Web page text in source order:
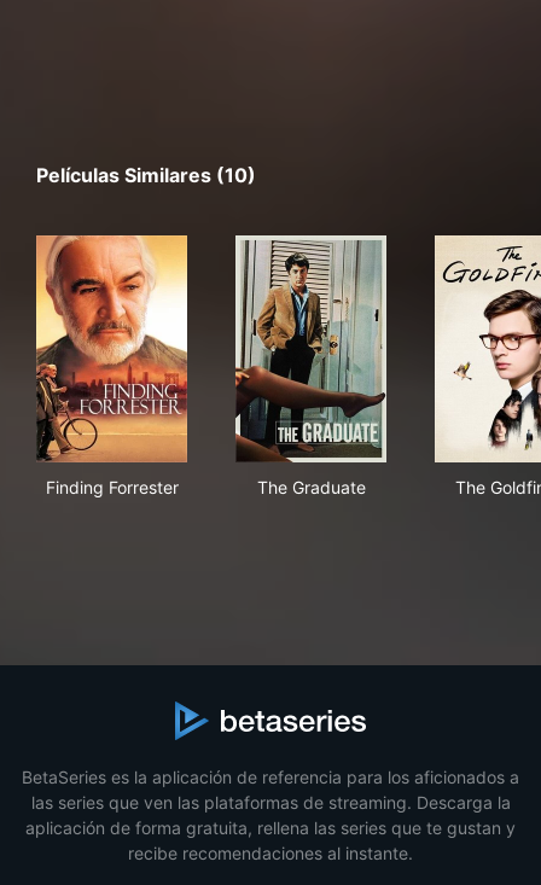
Películas Similares (10)
Finding Forrester The Graduate The
BetaSeries es la aplicación de referencia para los aficionados a
las series que ven las plataformas de streaming. Descarga la
aplicación de forma gratuita, rellena las series que te gustan y
recibe recomendaciones al instante.